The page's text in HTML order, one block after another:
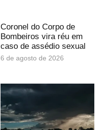
Coronel do Corpo de
Bombeiros vira réu em
caso de assédio sexual
6 de agosto de 2026